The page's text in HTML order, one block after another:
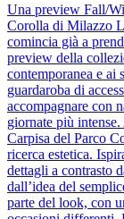
Una preview Fall/
Corolla di Milazzo
comincia già a
preview della
contemporanea e
guardaroba di
accompagnare con
giornate più
Carpisa del Parco
ricerca estetica.
dettagli a contrasto
dall’idea del
parte del look, con